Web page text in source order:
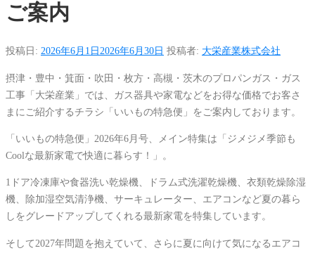
ご案内
投稿日: 2026年6月1日2026年6月30日 投稿者: 大栄産業株式会社
摂津・豊中・箕面・吹田・枚方・高槻・茨木のプロパンガス・ガス
工事「大栄産業」では、ガス器具や家電などをお得な価格でお客さ
まにご紹介するチラシ「いいもの特急便」をご案内しております。
「いいもの特急便」2026年6月号、メイン特集は「ジメジメ季節も
Coolな最新家電で快適に暮らす！」。
1ドア冷凍庫や食器洗い乾燥機、ドラム式洗濯乾燥機、衣類乾燥除湿
機、除加湿空気清浄機、サーキュレーター、エアコンなど夏の暮ら
しをグレードアップしてくれる最新家電を特集しています。
そして2027年問題を抱えていて、さらに夏に向けて気になるエアコ